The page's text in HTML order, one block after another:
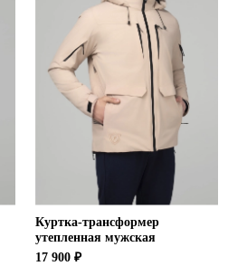
Куртка-трансформер
утепленная мужская
17 900 ₽